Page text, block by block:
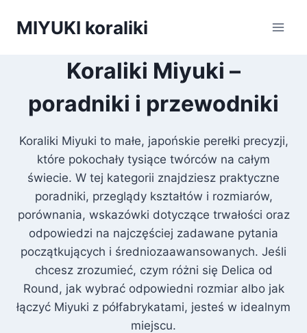
MIYUKI koraliki
Koraliki Miyuki –
poradniki i przewodniki
Koraliki Miyuki to małe, japońskie perełki precyzji,
które pokochały tysiące twórców na całym
świecie. W tej kategorii znajdziesz praktyczne
poradniki, przeglądy kształtów i rozmiarów,
porównania, wskazówki dotyczące trwałości oraz
odpowiedzi na najczęściej zadawane pytania
początkujących i średniozaawansowanych. Jeśli
chcesz zrozumieć, czym różni się Delica od
Round, jak wybrać odpowiedni rozmiar albo jak
łączyć Miyuki z półfabrykatami, jesteś w idealnym
miejscu.